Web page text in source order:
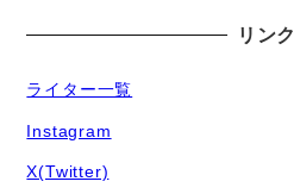
リンク
ライター一覧
Instagram
X(Twitter)